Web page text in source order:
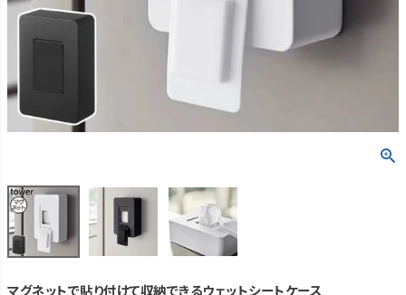
マグネットで貼り付けて収納できるウェットシートケース